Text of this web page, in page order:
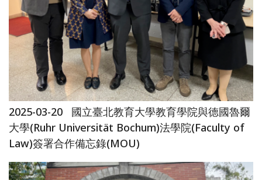
2025-03-20
國立臺北教育大學教育學院與德國魯爾
大學(Ruhr Universität Bochum)法學院(Faculty of
Law)簽署合作備忘錄(MOU)